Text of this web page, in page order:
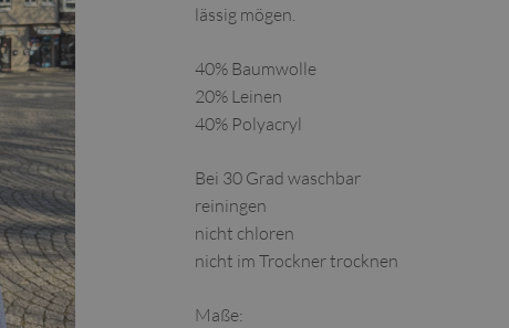
lässig mögen.
40% Baumwolle
20% Leinen
40% Polyacryl
Bei 30 Grad waschbar
reiningen
nicht chloren
nicht im Trockner trocknen
Maße: